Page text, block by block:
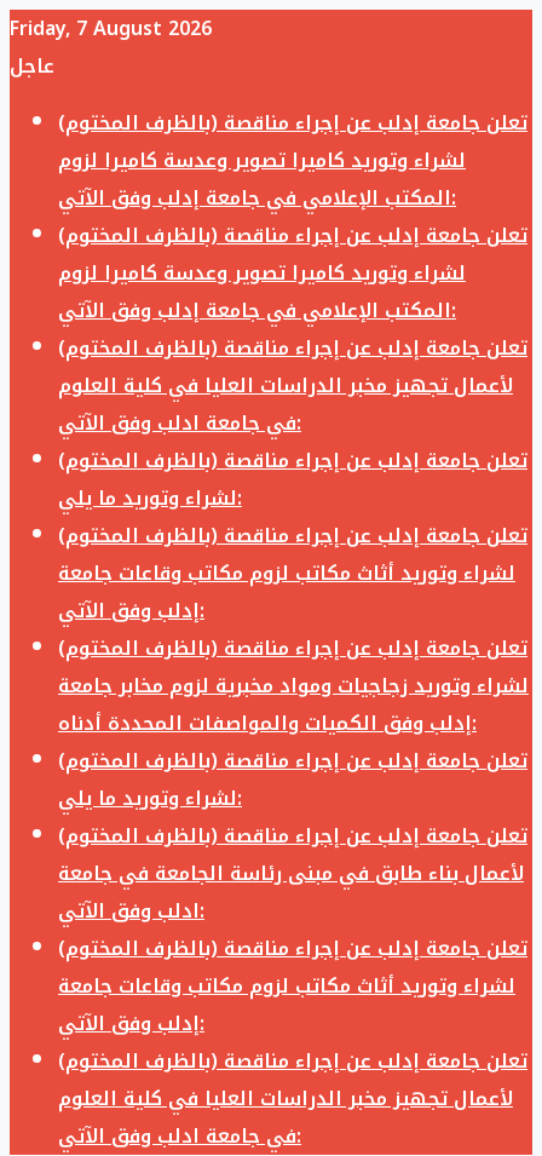
Friday, 7 August 2026
عاجل
تعلن جامعة إدلب عن إجراء مناقصة (بالظرف المختوم)
لشراء وتوريد كاميرا تصوير وعدسة كاميرا لزوم
المكتب الإعلامي في جامعة إدلب وفق الآتي:
تعلن جامعة إدلب عن إجراء مناقصة (بالظرف المختوم)
لشراء وتوريد كاميرا تصوير وعدسة كاميرا لزوم
المكتب الإعلامي في جامعة إدلب وفق الآتي:
تعلن جامعة إدلب عن إجراء مناقصة (بالظرف المختوم)
لأعمال تجهيز مخبر الدراسات العليا في كلية العلوم
في جامعة ادلب وفق الآتي:
تعلن جامعة إدلب عن إجراء مناقصة (بالظرف المختوم)
لشراء وتوريد ما يلي:
تعلن جامعة إدلب عن إجراء مناقصة (بالظرف المختوم)
لشراء وتوريد أثاث مكاتب لزوم مكاتب وقاعات جامعة
إدلب وفق الآتي:
تعلن جامعة إدلب عن إجراء مناقصة (بالظرف المختوم)
لشراء وتوريد زجاجيات ومواد مخبرية لزوم مخابر جامعة
إدلب وفق الكميات والمواصفات المحددة أدناه:
تعلن جامعة إدلب عن إجراء مناقصة (بالظرف المختوم)
لشراء وتوريد ما يلي:
تعلن جامعة إدلب عن إجراء مناقصة (بالظرف المختوم)
لأعمال بناء طابق في مبنى رئاسة الجامعة في جامعة
ادلب وفق الآتي:
تعلن جامعة إدلب عن إجراء مناقصة (بالظرف المختوم)
لشراء وتوريد أثاث مكاتب لزوم مكاتب وقاعات جامعة
إدلب وفق الآتي:
تعلن جامعة إدلب عن إجراء مناقصة (بالظرف المختوم)
لأعمال تجهيز مخبر الدراسات العليا في كلية العلوم
في جامعة ادلب وفق الآتي: